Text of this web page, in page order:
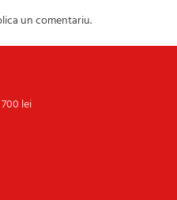
un comentariu.
lei